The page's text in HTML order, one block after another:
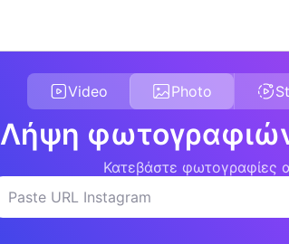
Video Photo
Λήψη
Κατεβάστε φωτογραφίες